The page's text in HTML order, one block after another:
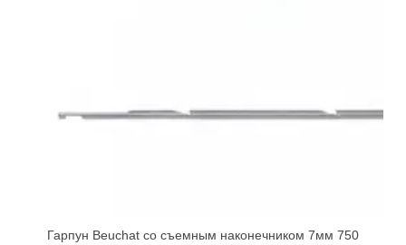
Гарпун Beuchat со съемным наконечником 7мм 750